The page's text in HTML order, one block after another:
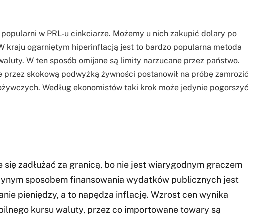
w PRL-u cinkciarze. Możemy u nich zakupić dolary po
kraju ogarniętym hiperinflacją jest to bardzo popularna metoda
W ten sposób omijane są limity narzucane przez państwo.
przez skokową podwyżką żywności postanowił na próbę zamrozić
Według ekonomistów taki krok może jedynie pogorszyć
się zadłużać za granicą, bo nie jest wiarygodnym graczem
sposobem finansowania wydatków publicznych jest
pieniędzy, a to napędza inflację. Wzrost cen wynika
kursu waluty, przez co importowane towary są